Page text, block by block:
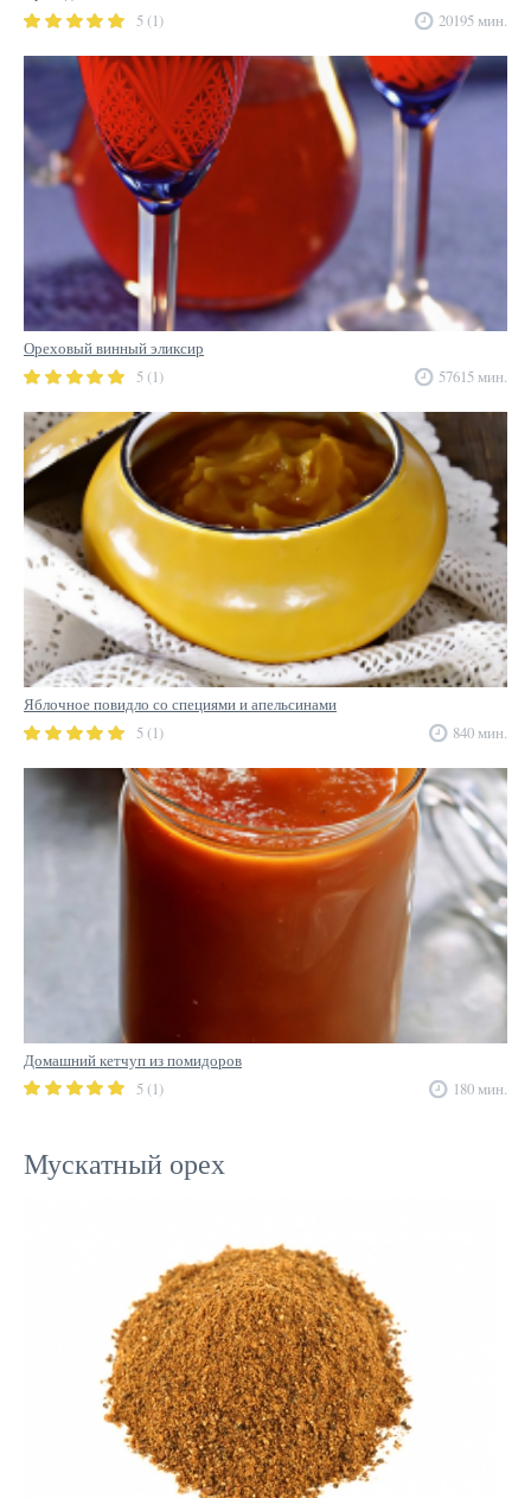
5 (1)
20195 мин.
Ореховый винный эликсир
5 (1)
57615 мин.
Яблочное повидло со специями и апельсинами
5 (1)
840 мин.
Домашний кетчуп из помидоров
5 (1)
180 мин.
Мускатный орех